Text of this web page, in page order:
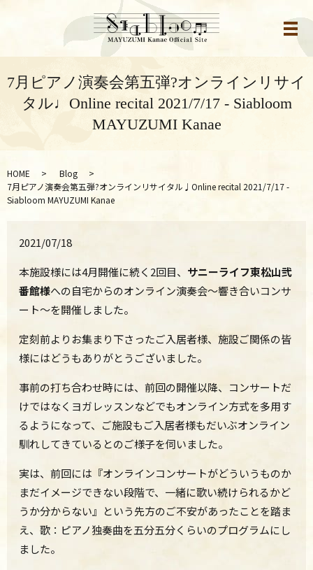
メ
7月ピアノ演奏会第五弾?オンラインリサイ
タル♩Online recital 2021/7/17 - Siabloom
MAYUZUMI Kanae
HOME
Blog
7月ピアノ演奏会第五弾?オンラインリサイタル♩Online recital 2021/7/17 -
Siabloom MAYUZUMI Kanae
2021/07/18
本施設様には4月開催に続く2回目、 サニーライフ東松山弐
番館様への自宅からのオンライン演奏会～響き合いコンサ
ート～を開催しました。
定刻前よりお集まり下さったご入居者様、施設ご関係の皆
様にはどうもありがとうございました。
事前の打ち合わせ時には、前回の開催以降、コンサートだ
けではなくヨガレッスンなどでもオンライン方式を多用す
るようになって、ご施設もご入居者様もだいぶオンライン
馴れしてきているとのご様子を伺いました。
実は、前回には『オンラインコンサートがどういうものか
まだイメージできない段階で、一緒に歌い続けられるかど
うか分からない』という先方のご不安があったことを踏ま
え、歌：ピアノ独奏曲を五分五分くらいのプログラムにし
ました。